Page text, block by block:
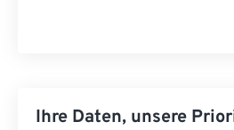
Ihre Daten, unsere